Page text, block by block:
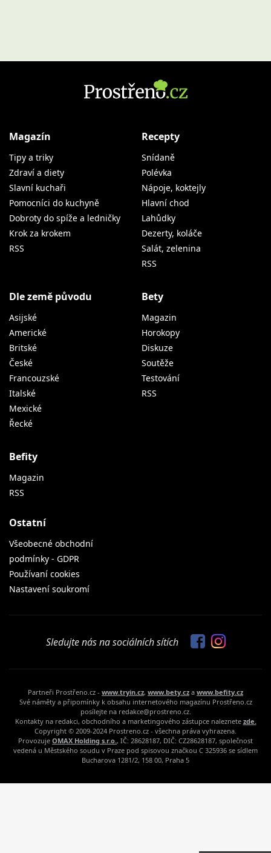
Magazín
Tipy a triky
Zdraví a diety
Slavní kuchaři
Pomocníci do kuchyně
Dobroty do spíže a ledničky
Krok za krokem
RSS
Recepty
Snídaně
Polévka
Nápoje, koktejly
Hlavní chod
Lahůdky
Dezerty, koláče
Salát, zelenina
RSS
Dle země původu
Asijské
Americké
Britské
České
Francouzské
Italské
Mexické
Řecké
Bety
Magazin
Horokopy
Diskuze
Soutěže
Testování
RSS
Befity
Magazin
RSS
Ostatní
Všeobecné obchodní
podmínky - GDPR
Používaní cookies
Nastavení soukromí
Sledujte nás na sociálních sítích
Partneři Prostřeno.cz - www.tryin.cz, www.bety.cz a www.befity.cz
Své náměty a připomínky k obsahu internetového magazínu Prostřeno.cz
posílejte na redakce@prostreno.cz.
Kontakty na redakci, obchodního a marketingového zástupce naleznete zde.
Copyright © 2009-2024 Prostreno.cz - všechna práva vyhrazena.
Provozuje OMAX Holding s.r.o., IČ: 28628187, DIČ: CZ28628187, společnost
vedená u Městského soudu v Praze pod spisovou značkou C 325936 se sídlem
Bucharova 1281/2, 158 00, Praha 5